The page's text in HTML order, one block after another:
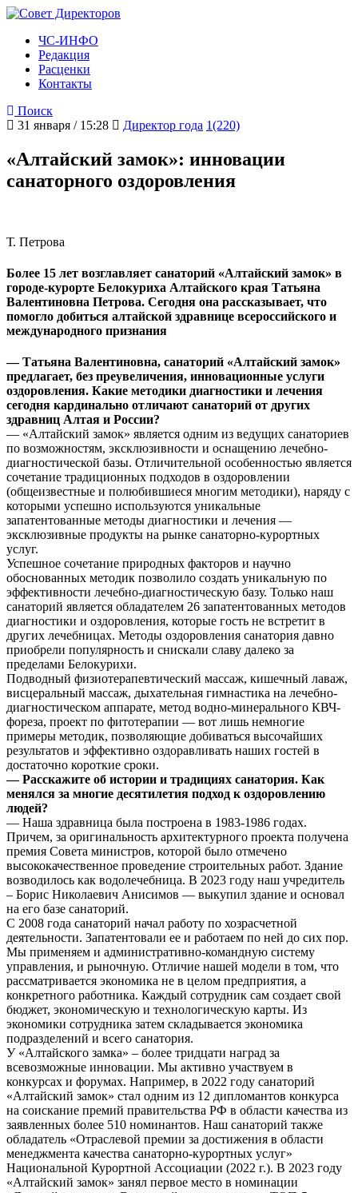
ЧС-ИНФО
Редакция
Расценки
Контакты
Поиск
31 января / 15:28
Директор года 1(220)
«Алтайский замок»: инновации
санаторного оздоровления
Т. Петрова
Более 15 лет возглавляет санаторий «Алтайский замок» в
городе-курорте Белокуриха Алтайского края Татьяна
Валентиновна Петрова. Сегодня она рассказывает, что
помогло добиться алтайской здравнице всероссийского и
международного признания
— Татьяна Валентиновна, санаторий «Алтайский замок»
предлагает, без преувеличения, инновационные услуги
оздоровления. Какие методики диагностики и лечения
сегодня кардинально отличают санаторий от других
здравниц Алтая и России?
— «Алтайский замок» является одним из ведущих санаториев
по возможностям, эксклюзивности и оснащению лечебно-
диагностической базы. Отличительной особенностью является
сочетание традиционных подходов в оздоровлении
(общеизвестные и полюбившиеся многим методики), наряду с
которыми успешно используются уникальные
запатентованные методы диагностики и лечения —
эксклюзивные продукты на рынке санаторно-курортных
услуг.
Успешное сочетание природных факторов и научно
обоснованных методик позволило создать уникальную по
эффективности лечебно-диагностическую базу. Только наш
санаторий является обладателем 26 запатентованных методов
диагностики и оздоровления, которые гость не встретит в
других лечебницах. Методы оздоровления санатория давно
приобрели популярность и снискали славу далеко за
пределами Белокурихи.
Подводный физиотерапевтический массаж, кишечный лаваж,
висцеральный массаж, дыхательная гимнастика на лечебно-
диагностическом аппарате, метод водно-минерального КВЧ-
фореза, проект по фитотерапии — вот лишь немногие
примеры методик, позволяющие добиваться высочайших
результатов и эффективно оздоравливать наших гостей в
достаточно короткие сроки.
— Расскажите об истории и традициях санатория. Как
менялся за многие десятилетия подход к оздоровлению
людей?
— Наша здравница была построена в 1983-1986 годах.
Причем, за оригинальность архитектурного проекта получена
премия Совета министров, которой было отмечено
высококачественное проведение строительных работ. Здание
возводилось как водолечебница. В 2023 году наш учредитель
– Борис Николаевич Анисимов — выкупил здание и основал
на его базе санаторий.
С 2008 года санаторий начал работу по хозрасчетной
деятельности. Запатентовали ее и работаем по ней до сих пор.
Мы применяем и административно-командную систему
управления, и рыночную. Отличие нашей модели в том, что
рассматривается экономика не в целом предприятия, а
конкретного работника. Каждый сотрудник сам создает свой
бюджет, экономическую и технологическую карты. Из
экономики сотрудника затем складывается экономика
подразделений и всего санатория.
У «Алтайского замка» – более тридцати наград за
всевозможные инновации. Мы активно участвуем в
конкурсах и форумах. Например, в 2022 году санаторий
«Алтайский замок» стал одним из 12 дипломантов конкурса
на соискание премий правительства РФ в области качества из
заявленных более 510 номинантов. Наш санаторий также
обладатель «Отраслевой премии за достижения в области
менеджмента качества санаторно-курортных услуг»
Национальной Курортной Ассоциации (2022 г.). В 2023 году
«Алтайский замок» занял первое место в номинации